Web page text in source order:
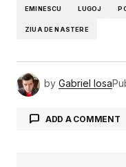
EMINESCU LUGOJ
ZIUA DE NASTERE
by Gabriel Iosa
ADD A COMMENT